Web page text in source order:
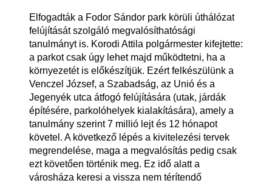
Elfogadták a Fodor Sándor park körüli úthálózat
felújítását szolgáló megvalósíthatósági
tanulmányt is. Korodi Attila polgármester kifejtette:
a parkot csak úgy lehet majd működtetni, ha a
környezetét is előkészítjük. Ezért felkészülünk a
Venczel József, a Szabadság, az Unió és a
Jegenyék utca átfogó felújítására (utak, járdák
építésére, parkolóhelyek kialakítására), amely a
tanulmány szerint 7 millió lejt és 12 hónapot
követel. A következő lépés a kivitelezési tervek
megrendelése, maga a megvalósítás pedig csak
ezt követően történik meg. Ez idő alatt a
városháza keresi a vissza nem térítendő